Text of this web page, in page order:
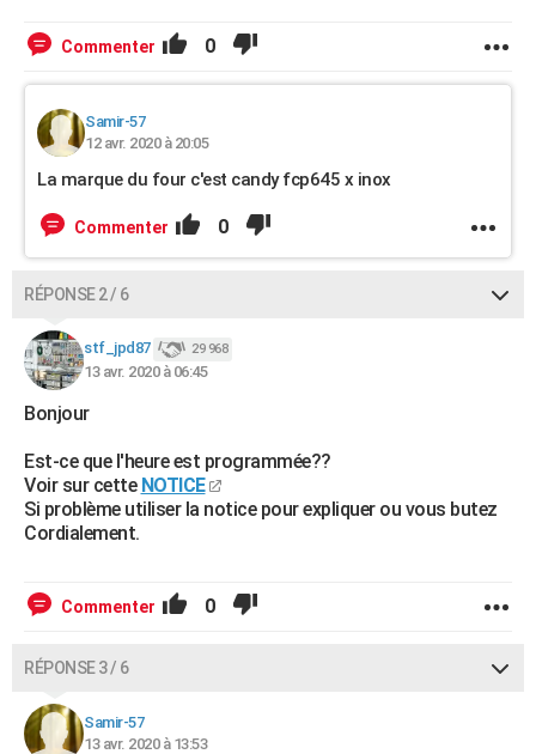
Commenter 0
Samir-57
12 avr. 2020 à 20:05
La marque du four c'est candy fcp645 x inox
Commenter 0
RÉPONSE 2 / 6
stf_jpd87 29 968
13 avr. 2020 à 06:45
Bonjour
Est-ce que l'heure est programmée??
Voir sur cette NOTICE
Si problème utiliser la notice pour expliquer ou vous butez
Cordialement.
Commenter 0
RÉPONSE 3 / 6
Samir-57
13 avr. 2020 à 13:53